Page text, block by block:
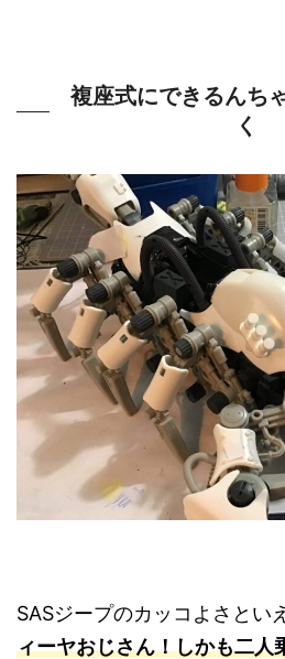
複座式にできるんち
く
SASジープのカッコよさとい
ィーヤおじさん！しかも二人